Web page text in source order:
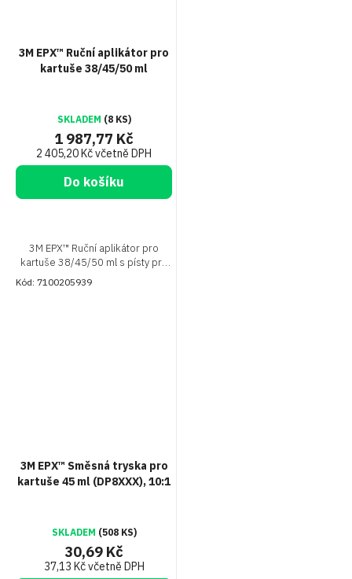
3M EPX™ Ruční aplikátor pro
kartuše 38/45/50 ml
SKLADEM (8 KS)
2 405,20 Kč včetně DPH
1 987,77 Kč
Do košíku
3M EPX™ Ruční aplikátor pro
kartuše 38/45/50 ml s písty pro
lepidla s poměrem složek
Kód: 7100205939
3M EPX™ Směsná tryska pro
kartuše 45 ml (DP8XXX), 10:1
SKLADEM (508 KS)
37,13 Kč včetně DPH
30,69 Kč